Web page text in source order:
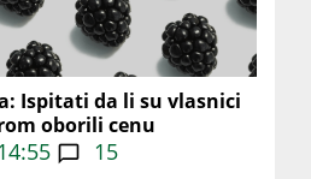
Ispitati da li su vlasnici
oborili cenu
15